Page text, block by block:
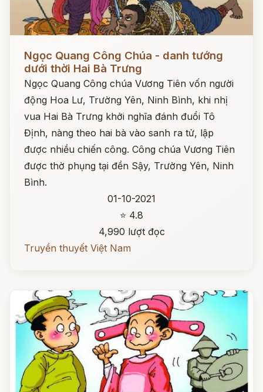
Ngọc Quang Công Chúa - danh tướng
dưới thời Hai Bà Trưng
Ngọc Quang Công chúa Vương Tiên vốn người
động Hoa Lư, Trường Yên, Ninh Bình, khi nhị
vua Hai Bà Trưng khởi nghĩa đánh đuổi Tô
Định, nàng theo hai bà vào sanh ra tử, lập
được nhiều chiến công. Công chúa Vương Tiên
được thờ phụng tại đền Sậy, Trường Yên, Ninh
Bình.
01-10-2021
⭐ 4.8
4,990 lượt đọc
Truyền thuyết Việt Nam